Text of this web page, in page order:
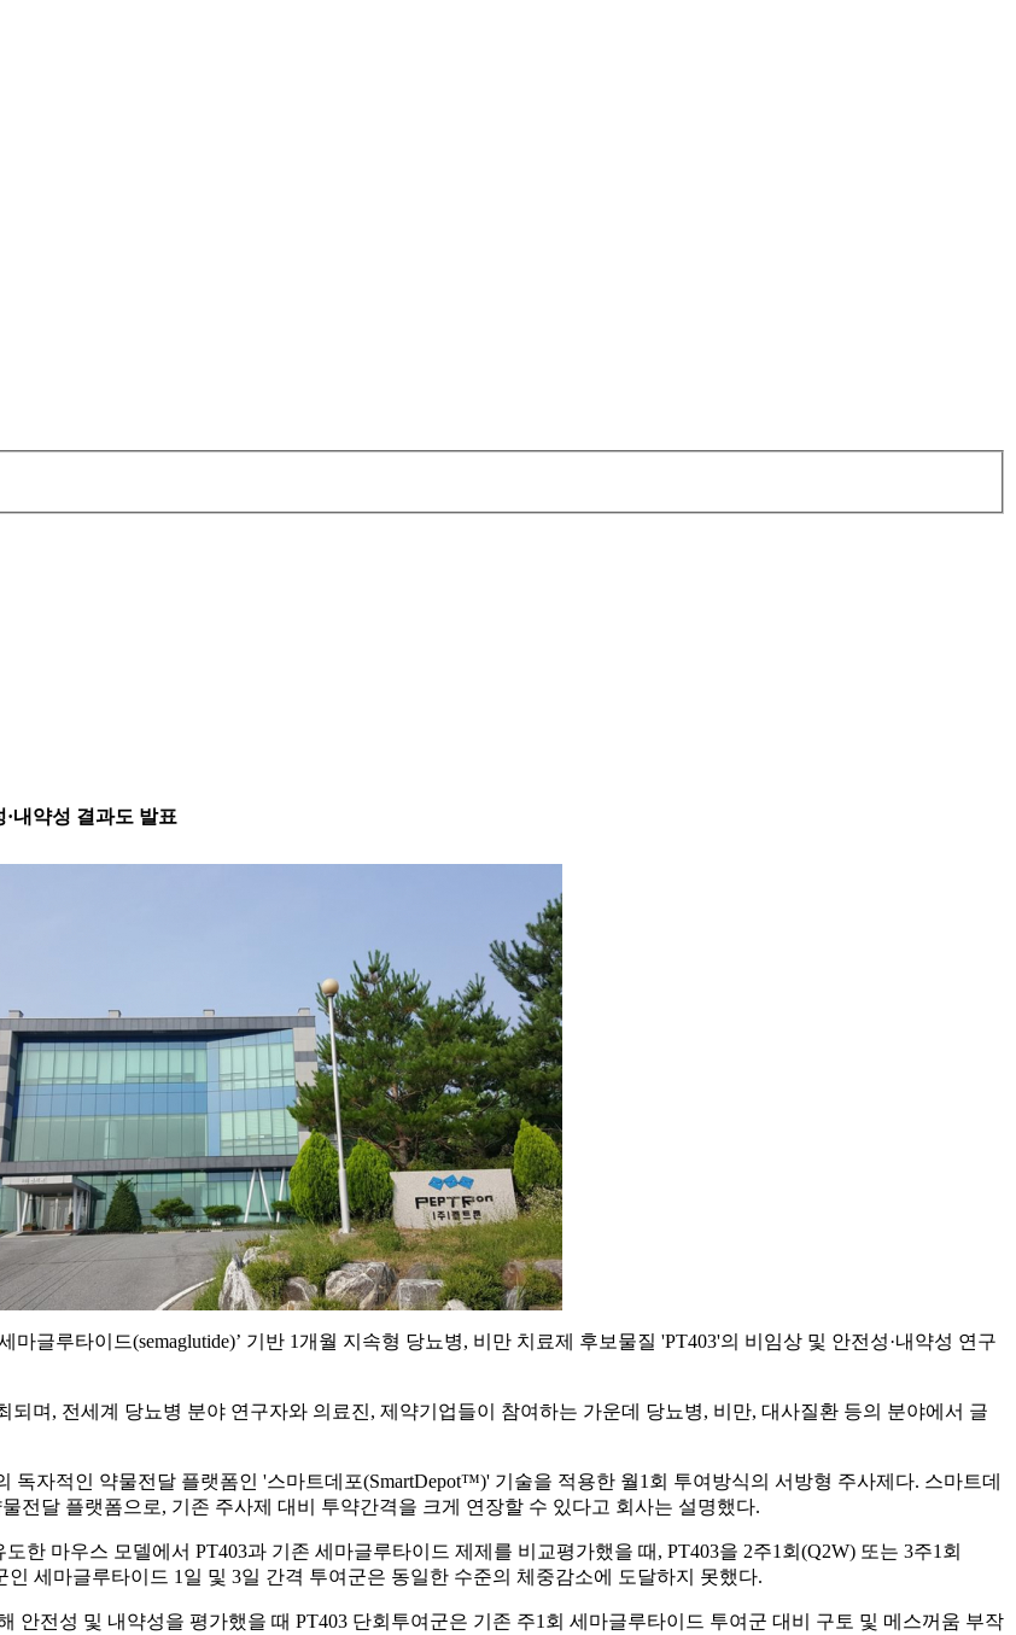
내약성 결과도 발표
글루타이드(semaglutide)’ 기반 1개월 지속형 당뇨병, 비만 치료제 후보물질 'PT403'의 비임상 및 안전성·내약성 연구
며, 전세계 당뇨병 분야 연구자와 의료진, 제약기업들이 참여하는 가운데 당뇨병, 비만, 대사질환 등의 분야에서 글
독자적인 약물전달 플랫폼인 '스마트데포(SmartDepot™)' 기술을 적용한 월1회 투여방식의 서방형 주사제다. 스마트데
전달 플랫폼으로, 기존 주사제 대비 투약간격을 크게 연장할 수 있다고 회사는 설명했다.
한 마우스 모델에서 PT403과 기존 세마글루타이드 제제를 비교평가했을 때, PT403을 2주1회(Q2W) 또는 3주1회
세마글루타이드 1일 및 3일 간격 투여군은 동일한 수준의 체중감소에 도달하지 못했다.
안전성 및 내약성을 평가했을 때 PT403 단회투여군은 기존 주1회 세마글루타이드 투여군 대비 구토 및 메스꺼움 부작